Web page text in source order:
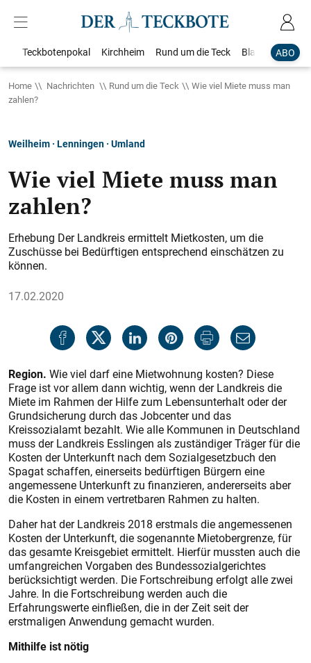
ABO
Teckbotenpokal Kirchheim Rund um die Teck Blaulicht
Home Nachrichten Rund um die Teck
Wie viel Miete muss man
zahlen?
Weilheim · Lenningen · Umland
Wie viel Miete muss man
zahlen?
Erhebung Der Landkreis ermittelt Mietkosten, um die
Zuschüsse bei Bedürftigen entsprechend einschätzen zu
können.
17.02.2020
Region. Wie viel darf eine Mietwohnung kosten? Diese
Frage ist vor allem dann wichtig, wenn der Landkreis die
Miete im Rahmen der Hilfe zum Lebensunterhalt oder der
Grundsicherung durch das Jobcenter und das
Kreissozialamt bezahlt. Wie alle Kommunen in Deutschland
muss der Landkreis Esslingen als zuständiger Träger für die
Kosten der Unterkunft nach dem Sozialgesetzbuch den
Spagat schaffen, einerseits bedürftigen Bürgern eine
angemessene Unterkunft zu finanzieren, andererseits aber
die Kos­ten in einem vertretbaren Rahmen zu halten.
Daher hat der Landkreis 2018 erstmals die angemessenen
Kos­ten der Unterkunft, die sogenannte Mietobergrenze, für
das gesamte Kreisgebiet ermittelt. Hierfür mussten auch die
umfangreichen Vorgaben des Bundessozialgerichtes
berücksichtigt werden. Die Fortschreibung erfolgt alle zwei
Jahre. In die Fortschreibung werden auch die
Erfahrungswerte einfließen, die in der Zeit seit der
erstmaligen Anwendung gemacht wurden.
Mithilfe ist nötig